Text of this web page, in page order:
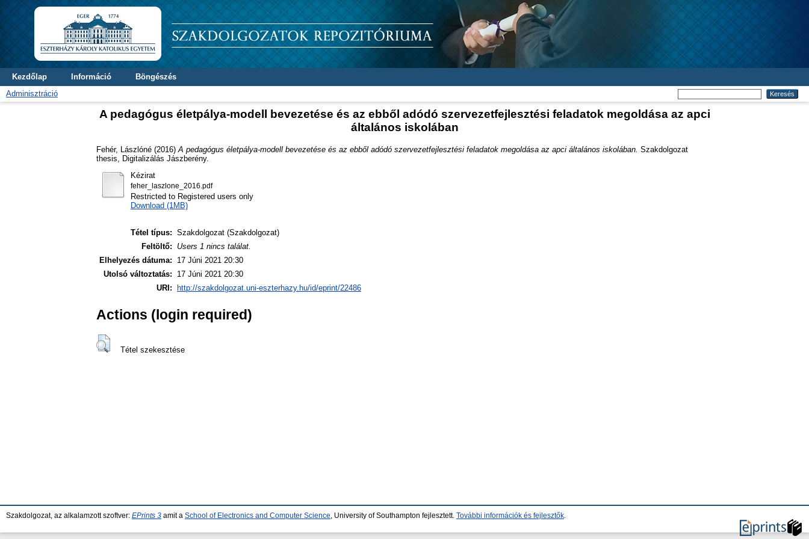
Kezdőlap Információ
Böngészés
Adminisztráció
A pedagógus életpálya-modell bevezetése és az ebből adódó szervezetfejlesztési feladatok megoldása az apci
általános iskolában
Fehér, Lászlóné (2016) A pedagógus életpálya-modell bevezetése és az ebből adódó szervezetfejlesztési feladatok megoldása az apci általános iskolában. Szakdolgozat
thesis, Digitalizálás Jászberény.
Kézirat
feher_laszlone_2016.pdf
Restricted to Registered users only
Download (1MB)
Tétel típus: Szakdolgozat (Szakdolgozat)
Feltöltő:
Users 1 nincs találat.
Elhelyezés dátuma:
17 Júni 2021 20:30
Utolsó változtatás:
17 Júni 2021 20:30
URI:
http://szakdolgozat.uni-eszterhazy.hu/id/eprint/22486
Actions (login required)
Tétel szekesztése
Szakdolgozat, az alkalamzott szoftver: EPrints 3 amit a School of Electronics and Computer Science , University of Southampton fejlesztett. További információk és fejlesztők